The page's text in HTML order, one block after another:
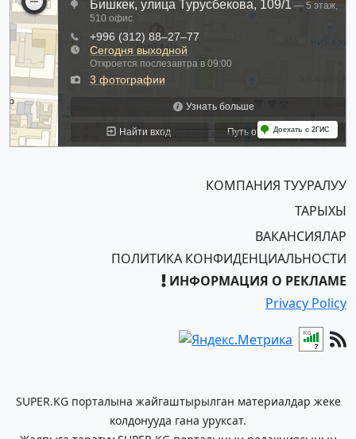
КОМПАНИЯ ТУУРАЛУУ
ТАРЫХЫ
ВАКАНСИЯЛАР
ПОЛИТИКА КОНФИДЕНЦИАЛЬНОСТИ
ИНФОРМАЦИЯ О РЕКЛАМЕ
Privacy Policy
SUPER.KG порталына жайгаштырылган материалдар жеке
колдонууда гана уруксат.